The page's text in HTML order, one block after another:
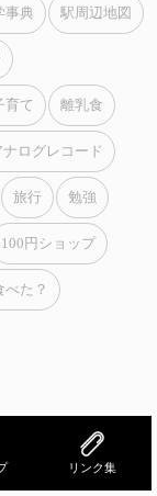
事典 駅周辺地図
育て 離乳食
ナログレコード
旅行 勉強
100円ショップ
べた？
リンク集